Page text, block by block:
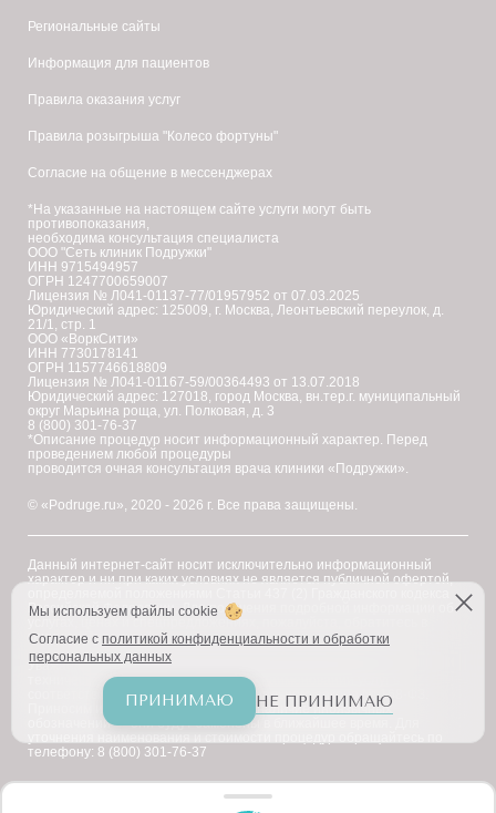
Региональные сайты
Информация для пациентов
Правила оказания услуг
Правила розыгрыша "Колесо фортуны"
Согласие на общение в мессенджерах
*На указанные на настоящем сайте услуги могут быть
противопоказания,
необходима консультация специалиста
ООО "Сеть клиник Подружки"
ИНН 9715494957
ОГРН 1247700659007
Лицензия № Л041-01137-77/01957952 от 07.03.2025
Юридический адрес: 125009, г. Москва, Леонтьевский переулок, д.
21/1, стр. 1
ООО «ВоркСити»
ИНН 7730178141
ОГРН 1157746618809
Лицензия № Л041-01167-59/00364493 от 13.07.2018
Юридический адрес: 127018, город Москва, вн.тер.г. муниципальный
округ Марьина роща, ул. Полковая, д. 3
8 (800) 301-76-37
*Описание процедур носит информационный характер. Перед
проведением любой процедуры
проводится очная консультация врача клиники «Подружки».
© «Podruge.ru», 2020 - 2026 г. Все права защищены.
Данный интернет-сайт носит исключительно информационный
характер и ни при каких условиях не является публичной офертой,
Российской Федерации. Для получения подробной информации об
услугах, ценах и спецпредложениях, пожалуйста, обратитесь в
клинику "Подружки".
Уважаемые клиенты! В настоящее время на сайте ведутся
технические работы по приведению наименований услуг в
соответствие с требованиями Федерального закона № 168-ФЗ.
Приносим извинения за возможное наличие иноязычных
обозначений — они будут заменены в ближайшее время. Для
телефону: 8 (800) 301-76-37
Мы используем файлы cookie
Согласие с политикой конфиденциальности и обработки
персональных данных
ПРИНИМАЮ НЕ ПРИНИМАЮ